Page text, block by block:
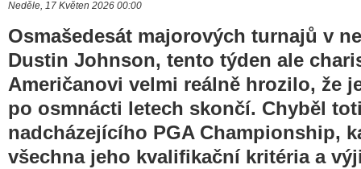
Neděle, 17 Květen 2026 00:00
Osmašedesát majorových turnajů v
Dustin Johnson, tento týden ale
Američanovi velmi reálně hrozilo, že
po osmnácti letech skončí. Chyběl
nadcházejícího PGA Championship,
všechna jeho kvalifikační kritéria a